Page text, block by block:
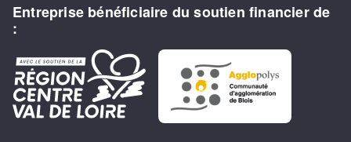
Entreprise bénéficiaire du soutien financier de
: